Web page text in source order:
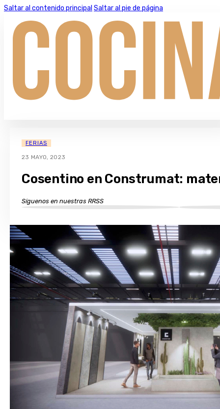
Saltar al contenido principal Saltar al pie de página
FERIAS
23 MAYO, 2023
Cosentino en Construmat:
Síguenos en nuestras RRSS